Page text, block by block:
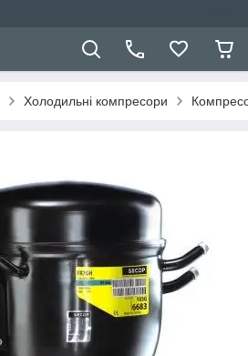
Холодильні компресори